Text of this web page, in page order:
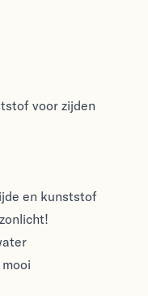
voor zijden
en kunststof